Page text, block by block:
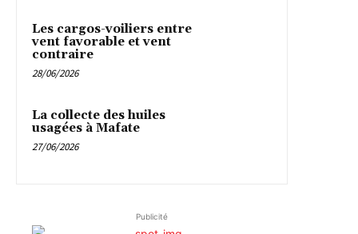
Les cargos-voiliers entre
vent favorable et vent
contraire
28/06/2026
La collecte des huiles
usagées à Mafate
27/06/2026
Publicité